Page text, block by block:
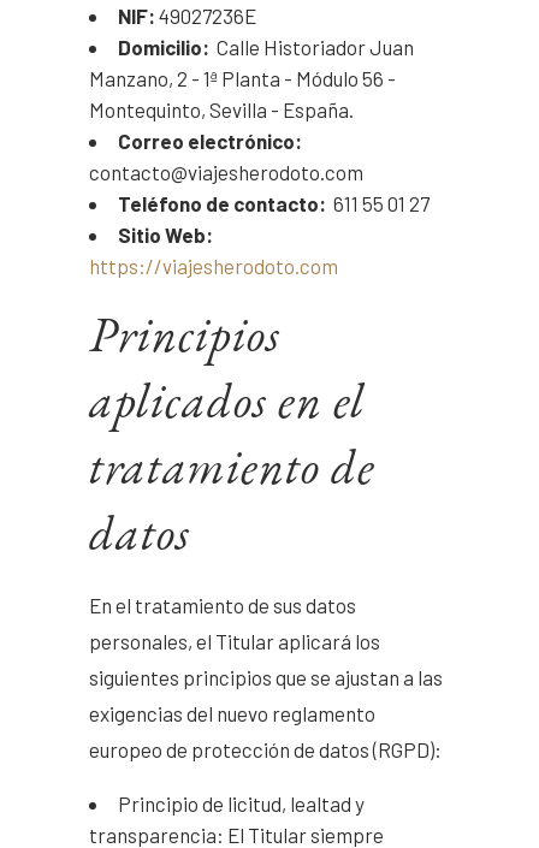
NIF: 49027236E
Domicilio: Calle Historiador Juan
Manzano, 2 - 1ª Planta - Módulo 56 -
Montequinto, Sevilla - España.
Correo electrónico:
contacto@viajesherodoto.com
Teléfono de contacto: 611 55 01 27
Sitio Web:
https://viajesherodoto.com
Principios
aplicados en el
tratamiento de
datos
En el tratamiento de sus datos
personales, el Titular aplicará los
siguientes principios que se ajustan a las
exigencias del nuevo reglamento
europeo de protección de datos (RGPD):
Principio de licitud, lealtad y
transparencia: El Titular siempre